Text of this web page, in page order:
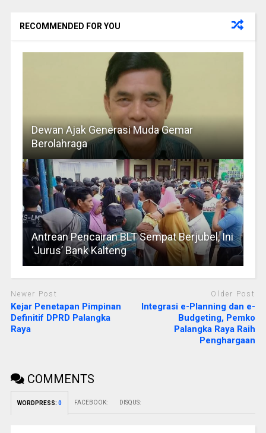
RECOMMENDED FOR YOU
Dewan Ajak Generasi Muda Gemar
Berolahraga
Antrean Pencairan BLT Sempat Berjubel, Ini
‘Jurus’ Bank Kalteng
Newer Post
Kejar Penetapan Pimpinan
Definitif DPRD Palangka
Raya
Older Post
Integrasi e-Planning dan e-
Budgeting, Pemko
Palangka Raya Raih
Penghargaan
COMMENTS
WORDPRESS: 0 FACEBOOK: DISQUS: